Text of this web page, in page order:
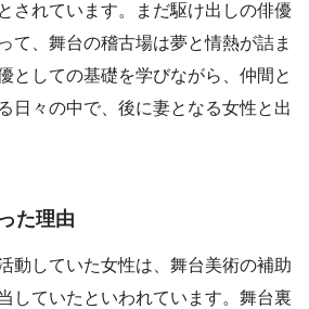
されています。まだ駆け出しの俳優
て、舞台の稽古場は夢と情熱が詰ま
としての基礎を学びながら、仲間と
日々の中で、後に妻となる女性と出
た理由
動していた女性は、舞台美術の補助
していたといわれています。舞台裏